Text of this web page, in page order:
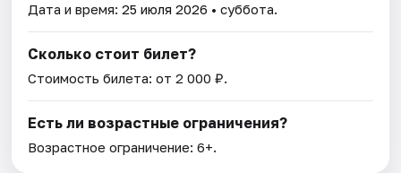
Дата и время:25 июля 2026 • суббота.
Сколько стоит билет?
Стоимость билета: от 2 000 ₽.
Есть ли возрастные ограничения?
Возрастное ограничение: 6+.